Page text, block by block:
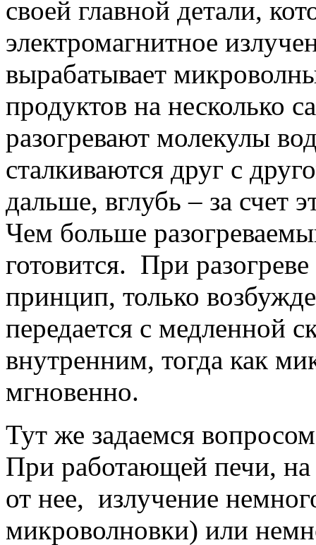
своей главной детали,
электромагнитное
вырабатывает
продуктов на несколько
разогревают молекулы
сталкиваются друг с
дальше, вглубь – за счет
Чем больше
готовится. При
принцип, только
передается с медленной
внутренним, тогда как
мгновенно.
Тут же задаемся
При работающей печи, на
от нее, излучение
микроволновки) или